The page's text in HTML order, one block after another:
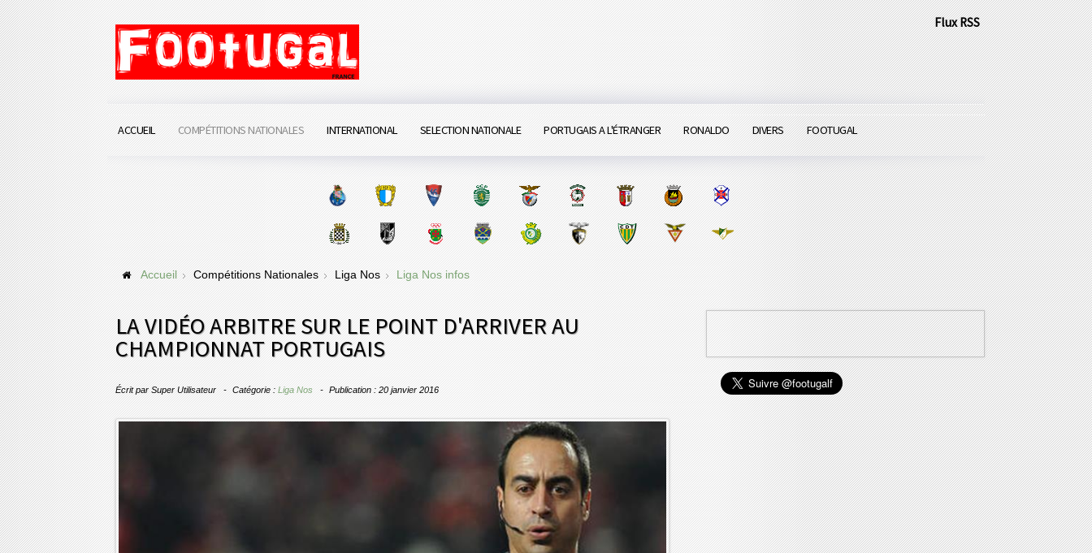
Flux RSS
ACCUEIL COMPÉTITIONS NATIONALES INTERNATIONAL SELECTION NATIONALE PORTUGAIS A L'ÉTRANGER RONALDO DIVERS FOOTUGAL
Accueil Compétitions Nationales Liga Nos Liga Nos infos
LA VIDÉO ARBITRE SUR LE POINT D'ARRIVER AU
CHAMPIONNAT PORTUGAIS
Écrit par Super Utilisateur Catégorie : Liga Nos Publication : 20 janvier 2016